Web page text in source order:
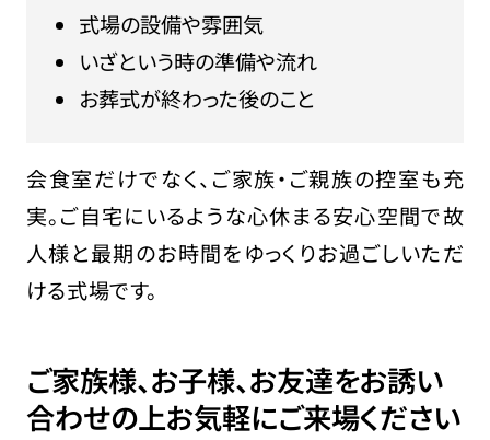
式場の設備や雰囲気
いざという時の準備や流れ
お葬式が終わった後のこと
会食室だけでなく、ご家族・ご親族の控室も充
実。ご自宅にいるような心休まる安心空間で故
人様と最期のお時間をゆっくりお過ごしいただ
ける式場です。
ご家族様、お子様、お友達をお誘い
合わせの上お気軽にご来場ください